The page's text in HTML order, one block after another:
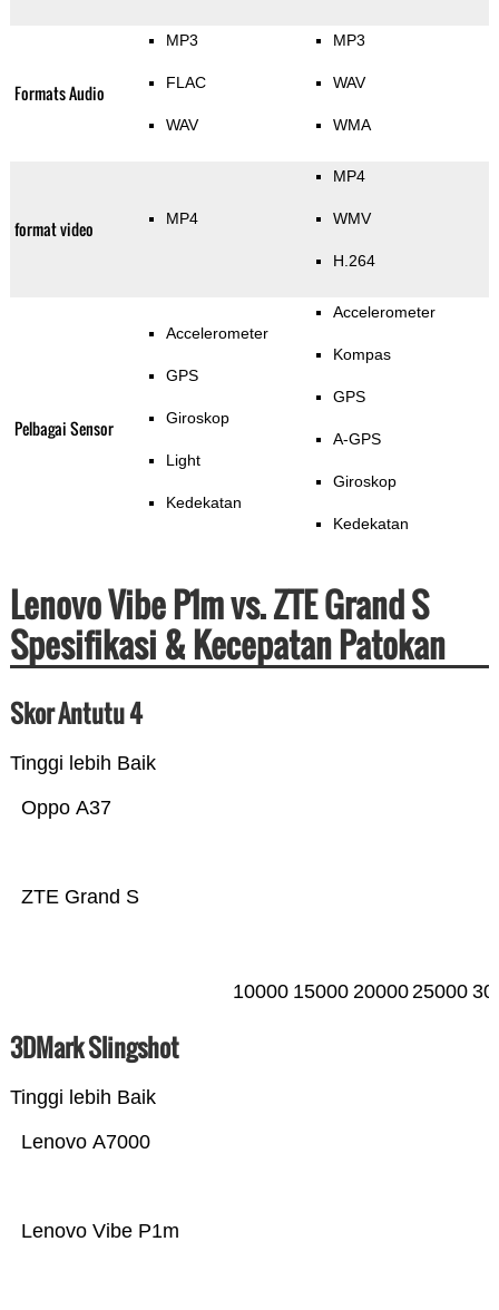
Formats Audio
MP3
FLAC
WAV
MP3
WAV
WMA
format video MP4
MP4
WMV
H.264
Pelbagai Sensor
Accelerometer
GPS
Giroskop
Light
Kedekatan
Accelerometer
Kompas
GPS
A-GPS
Giroskop
Kedekatan
Lenovo Vibe P1m vs. ZTE Grand S
Spesifikasi & Kecepatan Patokan
Skor Antutu 4
Tinggi lebih Baik
ZTE Grand S
Oppo A37
10000 15000 2000025000
3DMark Slingshot
Tinggi lebih Baik
Lenovo Vibe P1m
Lenovo A7000